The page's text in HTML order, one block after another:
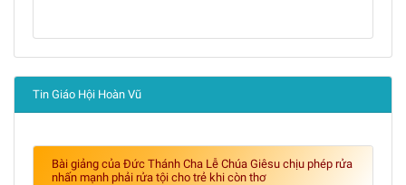
Tin Giáo Hội Hoàn Vũ
Bài giảng của Đức Thánh Cha Lễ Chúa Giêsu chịu phép rửa
nhấn mạnh phải rửa tội cho trẻ khi còn thơ